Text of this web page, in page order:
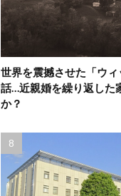
世界を震撼させた「ウ
話…近親婚を繰り返した
か？